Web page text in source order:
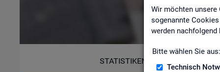
Wir möchten unsere
sogenannte
werden
Bitte wählen Sie aus:
Technisch
STATISTIKEN